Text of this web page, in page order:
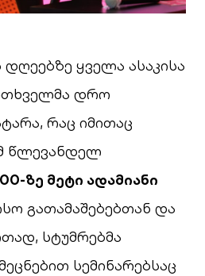
ყველა ასაკისა
დრო
რაც იმითაც
წლევანდელ
ზე მეტი ადამიანი
გათამაშებებთან და
სტუმრებმა
სემინარებსაც